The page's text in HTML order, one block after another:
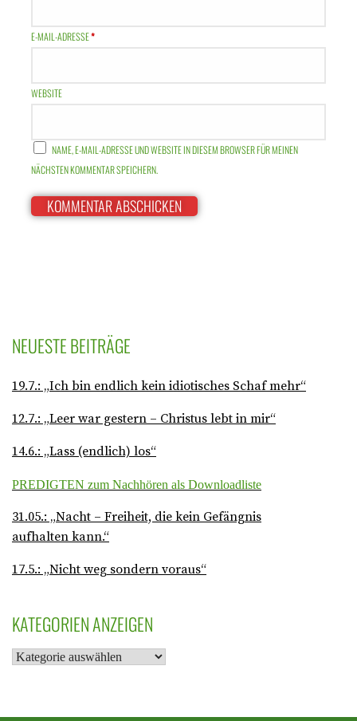
E-MAIL-ADRESSE*
WEBSITE
NAME, E-MAIL-ADRESSE UND WEBSITE IN DIESEM BROWSER FÜR MEINEN
NÄCHSTEN KOMMENTAR SPEICHERN.
NEUESTE BEITRÄGE
19.7.: „Ich bin endlich kein idiotisches Schaf mehr“
12.7.: „Leer war gestern – Christus lebt in mir“
14.6.: „Lass (endlich) los“
PREDIGTEN zum Nachhören als Downloadliste
31.05.: „Nacht – Freiheit, die kein Gefängnis
aufhalten kann.“
17.5.: „Nicht weg sondern voraus“
KATEGORIEN ANZEIGEN